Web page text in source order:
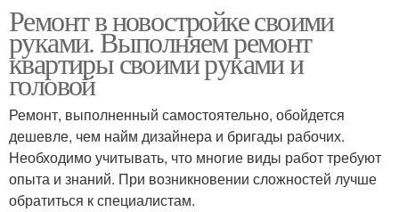
Ремонт в новостройке своими
руками. Выполняем ремонт
квартиры своими руками и
головой
Ремонт, выполненный самостоятельно, обойдется
дешевле, чем найм дизайнера и бригады рабочих.
Необходимо учитывать, что многие виды работ требуют
опыта и знаний. При возникновении сложностей лучше
обратиться к специалистам.